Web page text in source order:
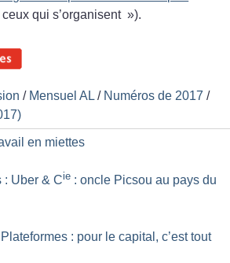
qui s’organisent »).
/ Mensuel AL / Numéros de 2017 /
en miettes
: Uber & Cie : oncle Picsou au pays du
: pour le capital, c’est tout